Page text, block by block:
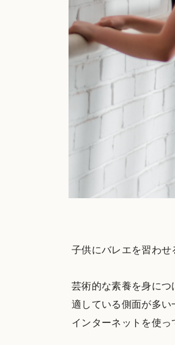
子供にバレエを習わ
芸術的な素養を身に
適している側面が多い
インターネットを使っ